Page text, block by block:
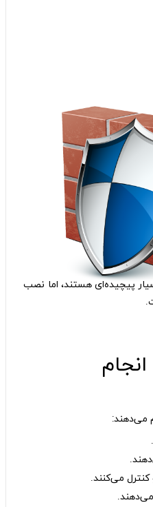
پیچیده‌ای هستند، اما نصب
می‌دهند:
می‌کنند.
می‌دهند.